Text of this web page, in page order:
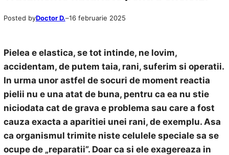
Posted byDoctor D.–16 februarie 2025
Pielea e elastica, se tot intinde, ne lovim,
accidentam, de putem taia, rani, suferim si operatii.
In urma unor astfel de socuri de moment reactia
pielii nu e una atat de buna, pentru ca ea nu stie
niciodata cat de grava e problema sau care a fost
cauza exacta a aparitiei unei rani, de exemplu. Asa
ca organismul trimite niste celulele speciale sa se
ocupe de „reparatii”. Doar ca si ele exagereaza in